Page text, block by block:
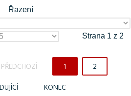
Řazení
Strana 1 z 2
PŘEDCHOZÍ 1 2
KONEC